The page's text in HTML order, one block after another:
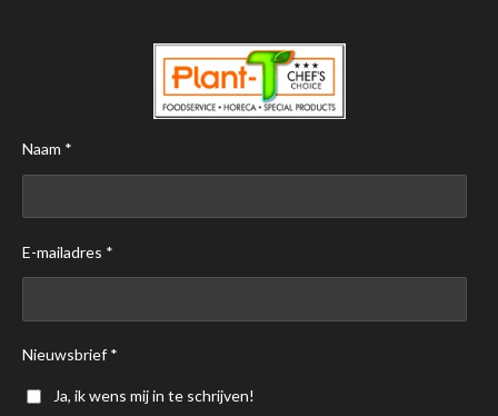
Naam *
E-mailadres *
Nieuwsbrief *
Ja, ik wens mij in te schrijven!